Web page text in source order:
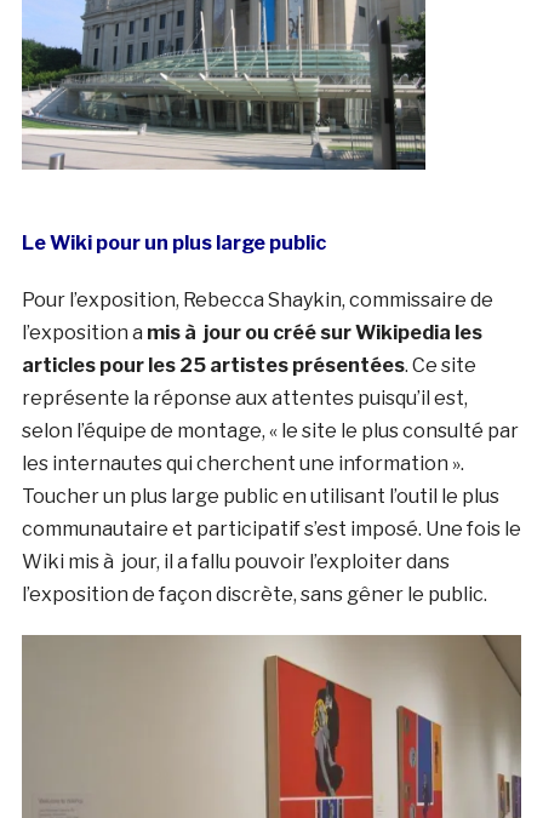
Le Wiki pour un plus large public
Pour l’exposition, Rebecca Shaykin, commissaire de
l’exposition a mis à jour ou créé sur Wikipedia les
articles pour les 25 artistes présentées. Ce site
représente la réponse aux attentes puisqu’il est,
selon l’équipe de montage, « le site le plus consulté par
les internautes qui cherchent une information ».
Toucher un plus large public en utilisant l’outil le plus
communautaire et participatif s’est imposé. Une fois le
Wiki mis à jour, il a fallu pouvoir l’exploiter dans
l’exposition de façon discrète, sans gêner le public.